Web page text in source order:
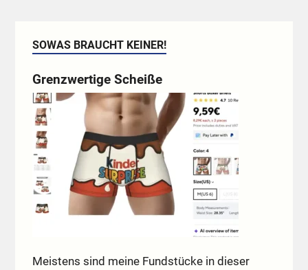
SOWAS BRAUCHT KEINER!
Grenzwertige Scheiße
Meistens sind meine Fundstücke in dieser